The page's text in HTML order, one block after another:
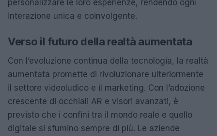
personalizzare le loro esperienze, rendendo ogni
interazione unica e coinvolgente.
Verso il futuro della realtà aumentata
Con l’evoluzione continua della tecnologia, la realtà
aumentata promette di rivoluzionare ulteriormente
il settore videoludico e il marketing. Con l’adozione
crescente di occhiali AR e visori avanzati, è
previsto che i confini tra il mondo reale e quello
digitale si sfumino sempre di più. Le aziende